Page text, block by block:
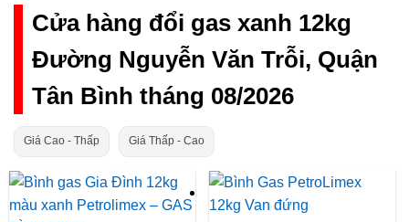
Cửa hàng đổi gas xanh 12kg
Đường Nguyễn Văn Trỗi, Quận
Tân Bình tháng 08/2026
Giá Cao - Thấp Giá Thấp - Cao